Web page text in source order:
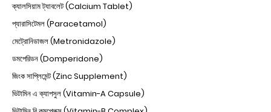
ক্যালসিয়াম ট্যাবলেট (Calcium Tablet)
প্যারাসিটেমল (Paracetamol)
মেট্রোনিডাজল (Metronidazole)
ডমপেরিডন (Domperidone)
জিংক সাপ্লিমেন্ট (Zinc Supplement)
ভিটামিন এ ক্যাপসুল (Vitamin-A Capsule)